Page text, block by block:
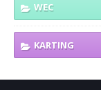
WEC
KARTING